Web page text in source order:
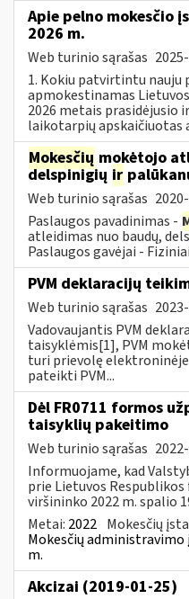
Apie pelno mokesčio
2026 m.
Web turinio sąrašas
1. Kokiu patvirtintu nauju
apmokestinamas
2026 metais prasidėjusio
laikotarpių apskaičiuotas
Mokesčių mokėtojo
delspinigių ir
Web turinio sąrašas
Paslaugos pavadinimas -
atleidimas nuo baudų,
Paslaugos gavėjai - Fiziniai
PVM deklaracijų
Web turinio sąrašas
Vadovaujantis PVM
taisyklėmis[1], PVM
turi prievolę
pateikti PVM...
Dėl FR0711 formos
taisyklių pakeitimo
Web turinio sąrašas
Informuojame, kad
prie Lietuvos
viršininko 2022 m. spalio
Metai: 2022 Mokesčių
Mokesčių
m.
Akcizai (2019-01-25)